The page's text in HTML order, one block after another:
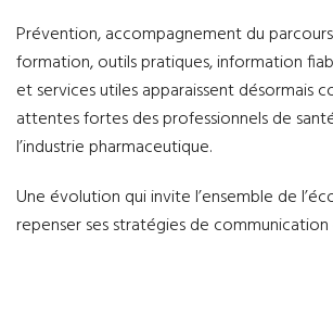
Prévention, accompagnement du
formation, outils pratiques, information
et services utiles apparaissent désormais
attentes fortes des professionnels de
l’industrie pharmaceutique.
Une évolution qui invite l’ensemble de
repenser ses stratégies de